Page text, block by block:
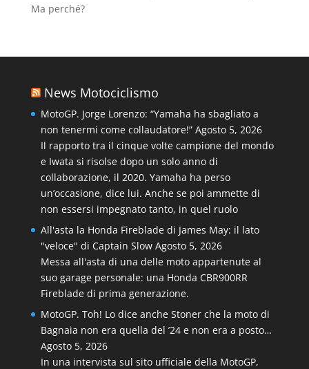
Ma perché?
News Motociclismo
MotoGP. Jorge Lorenzo: “Yamaha ha sbagliato a
non tenermi come collaudatore!” Agosto 5, 2026
Il rapporto tra il cinque volte campione del mondo
e Iwata si risolse dopo un solo anno di
collaborazione, il 2020. Yamaha ha perso
un’occasione, dice lui. Anche se poi ammette di
non essersi impegnato tanto, in quel ruolo
All'asta la Honda Fireblade di James May: il lato
"veloce" di Captain Slow Agosto 5, 2026
Messa all'asta di una delle moto appartenute al
suo garage personale: una Honda CBR900RR
Fireblade di prima generazione.
MotoGP. Toh! Lo dice anche Stoner che la moto di
Bagnaia non era quella del ’24 e non era a posto…
Agosto 5, 2026
In una intervista sul sito ufficiale della MotoGP,